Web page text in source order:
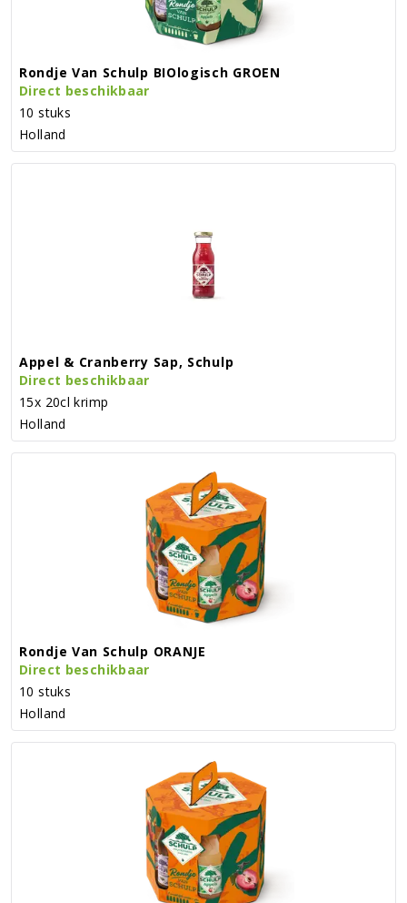
Rondje Van Schulp BIOlogisch GROEN
Direct beschikbaar
10 stuks
Holland
Appel & Cranberry Sap, Schulp
Direct beschikbaar
15x 20cl krimp
Holland
Rondje Van Schulp ORANJE
Direct beschikbaar
10 stuks
Holland